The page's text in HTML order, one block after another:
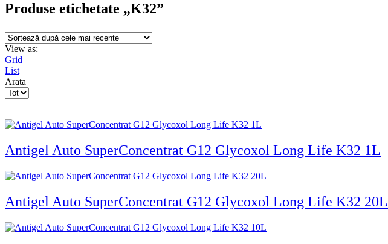
Produse etichetate „K32”
View as:
Grid
List
Arata
Products
Antigel Auto SuperConcentrat G12 Glycoxol Long Life K32 1L
Antigel Auto SuperConcentrat G12 Glycoxol Long Life K32 20L